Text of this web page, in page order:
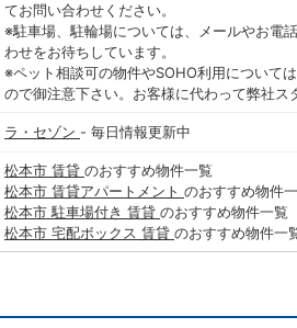
てお問い合わせください。
※駐車場、駐輪場については、メールやお電
わせをお待ちしています。
※ペット相談可の物件やSOHO利用について
ので御注意下さい。お客様に代わって弊社ス
ラ・セゾン - 毎日情報更新中
松本市 賃貸 のおすすめ物件一覧
松本市 賃貸アパートメント のおすすめ物件
松本市 駐車場付き 賃貸 のおすすめ物件一覧
松本市 宅配ボックス 賃貸 のおすすめ物件一